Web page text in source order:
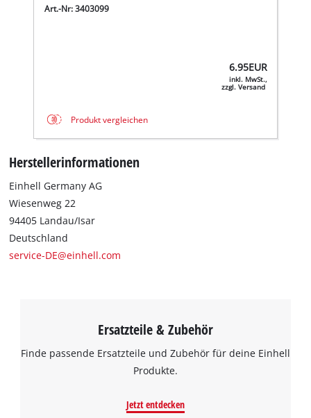
Art.-Nr: 3403099
6.95EUR
inkl. MwSt.,
zzgl. Versand
Produkt vergleichen
Herstellerinformationen
Einhell Germany AG
Wiesenweg 22
94405 Landau/Isar
Deutschland
service-DE@einhell.com
Ersatzteile & Zubehör
Finde passende Ersatzteile und Zubehör für deine Einhell
Produkte.
Jetzt entdecken